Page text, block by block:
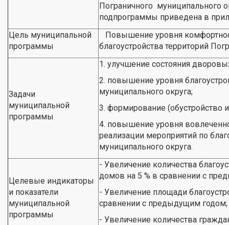
Пограничного муниципального
подпрограммы приведена в
Цель муниципальной
программы
Повышение уровня
благоустройства территорий
Задачи
муниципальной
программы
1. улучшение состояния
2. повышение уровня
муниципального округа;
3. формирование (обустройство
4. повышение уровня
реализации мероприятий по
муниципального округа.
Целевые индикаторы
и показатели
муниципальной
программы
- Увеличение количества
домов на 5 % в сравнении с
- Увеличение площади
сравнении с предыдущим годом;
- Увеличение количества